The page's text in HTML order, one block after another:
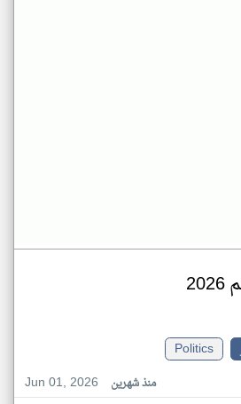
Politics
Jun 01, 2026
منذ شهرين